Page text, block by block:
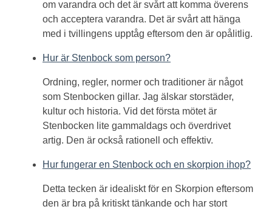
om varandra och det är svårt att komma överens
och acceptera varandra. Det är svårt att hänga
med i tvillingens upptåg eftersom den är opålitlig.
Hur är Stenbock som person?
Ordning, regler, normer och traditioner är något
som Stenbocken gillar. Jag älskar storstäder,
kultur och historia. Vid det första mötet är
Stenbocken lite gammaldags och överdrivet
artig. Den är också rationell och effektiv.
Hur fungerar en Stenbock och en skorpion ihop?
Detta tecken är idealiskt för en Skorpion eftersom
den är bra på kritiskt tänkande och har stort